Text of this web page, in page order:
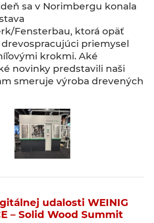
sa v Norimbergu konala
Fensterbau, ktorá opäť
priemysel
krokmi. Aké
novinky predstavili naši
smeruje výroba drevených
udalosti WEINIG
– Solid Wood Summit